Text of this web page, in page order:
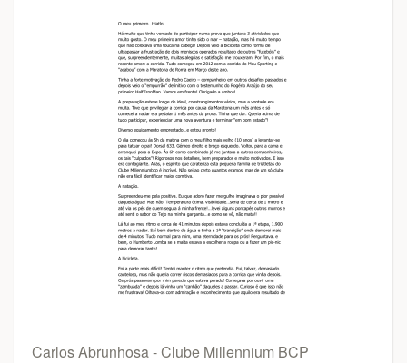
Carlos Abrunhosa - Clube Millennium BCP